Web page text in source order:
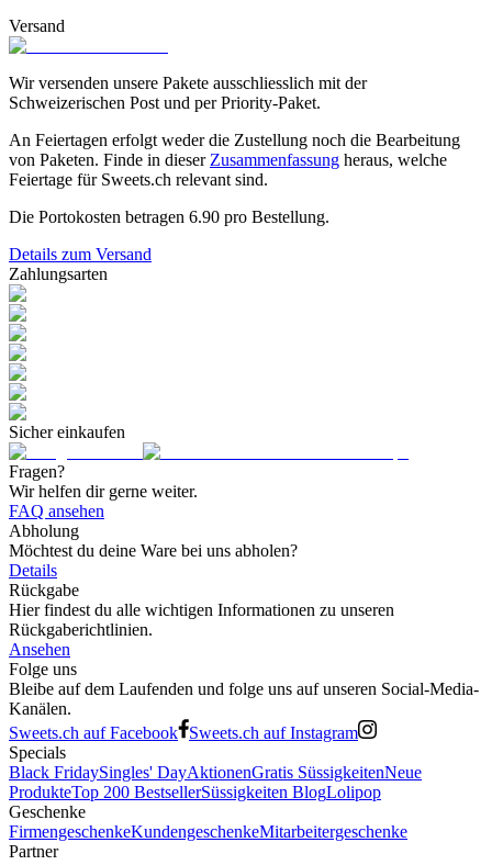
Versand
Wir versenden unsere Pakete ausschliesslich mit der
Schweizerischen Post und per Priority-Paket.
An Feiertagen erfolgt weder die Zustellung noch die Bearbeitung
von Paketen. Finde in dieser Zusammenfassung heraus, welche
Feiertage für Sweets.ch relevant sind.
Die Portokosten betragen 6.90 pro Bestellung.
Details zum Versand
Zahlungsarten
Sicher einkaufen
Fragen?
Wir helfen dir gerne weiter.
FAQ ansehen
Abholung
Möchtest du deine Ware bei uns abholen?
Details
Rückgabe
Hier findest du alle wichtigen Informationen zu unseren
Rückgaberichtlinien.
Ansehen
Folge uns
Bleibe auf dem Laufenden und folge uns auf unseren Social-Media-
Kanälen.
Sweets.ch auf Facebook
Sweets.ch auf Instagram
Specials
Black FridaySingles' DayAktionenGratis SüssigkeitenNeue
ProdukteTop 200 BestsellerSüssigkeiten BlogLolipop
Geschenke
FirmengeschenkeKundengeschenkeMitarbeitergeschenke
Partner